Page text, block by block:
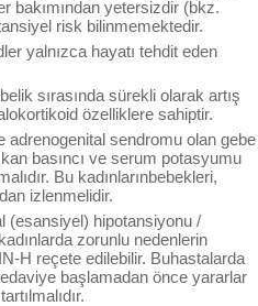
bakımından yetersizdir (bkz.
risk bilinmemektedir.
yalnızca hayatı tehdit eden
sırasında sürekli olarak artış
özelliklere sahiptir.
adrenogenital sendromu olan gebe
basıncı ve serum potasyumu
Bu kadınlarınbebekleri,
izlenmelidir.
(esansiyel) hipotansiyonu /
zorunlu nedenlerin
H reçete edilebilir. Buhastalarda
başlamadan önce yararlar